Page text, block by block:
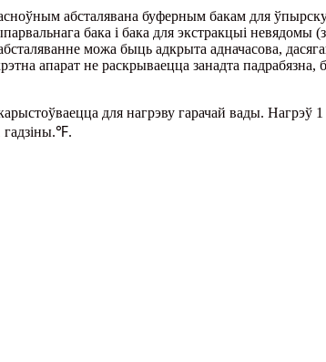
абсталявана буферным бакам для
бака і бака для экстракцыі невядомы
абсталяванне можа быць адкрыта адначасова,
апарат не раскрываецца занадта падрабязна,
для нагрэву гарачай вады. Нагрэў
℉.